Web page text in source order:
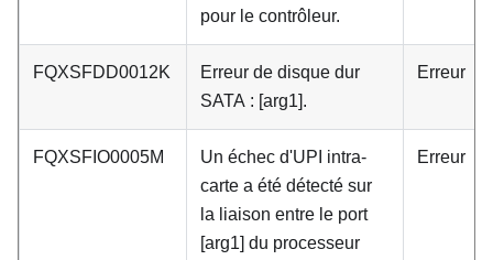
pour le contrôleur.
FQXSFDD0012K
Erreur de disque dur
SATA : [arg1].
Erreur
FQXSFIO0005M
Un échec d'UPI intra-
carte a été détecté sur
la liaison entre le port
[arg1] du processeur
Erreur